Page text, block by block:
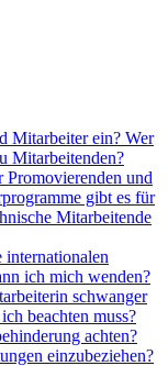
Mitarbeiter ein? Wer
Mitarbeitenden?
Promovierenden und
gibt es für
Mitarbeitende
internationalen
ich mich wenden?
schwanger
beachten muss?
achten?
einzubeziehen?